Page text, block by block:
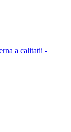
a calitatii -